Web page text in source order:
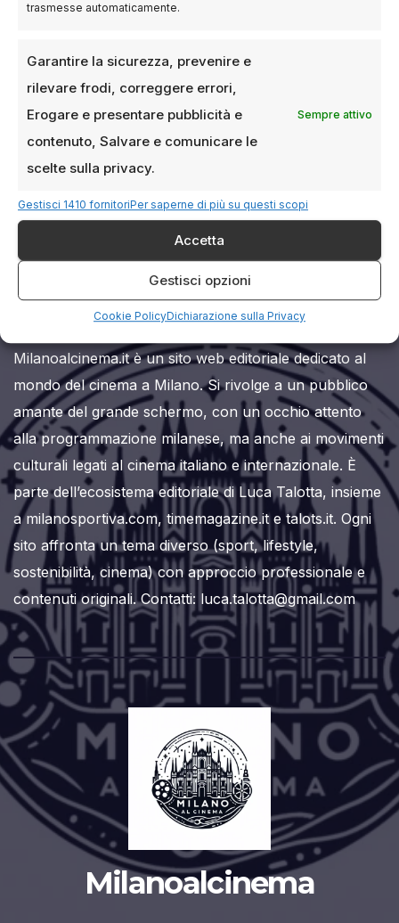
trasmesse automaticamente.
Garantire la sicurezza, prevenire e
rilevare frodi, correggere errori,
Erogare e presentare pubblicità e
contenuto, Salvare e comunicare le
scelte sulla privacy.
Sempre attivo
Gestisci 1410 fornitoriPer saperne di più su questi scopi
Accetta
Gestisci opzioni
Cookie PolicyDichiarazione sulla Privacy
Un viaggio nelle origini della leggenda del rock
appassionati di musica e…
Milanoalcinema.it
Milanoalcinema.it è un sito web editoriale dedicato al
mondo del cinema a Milano. Si rivolge a un pubblico
amante del grande schermo, con un occhio attento
alla programmazione milanese, ma anche ai movimenti
culturali legati al cinema italiano e internazionale. È
parte dell’ecosistema editoriale di Luca Talotta, insieme
a milanosportiva.com, timemagazine.it e talots.it. Ogni
sito affronta un tema diverso (sport, lifestyle,
sostenibilità, cinema) con approccio professionale e
contenuti originali. Contatti: luca.talotta@gmail.com
Milanoalcinema